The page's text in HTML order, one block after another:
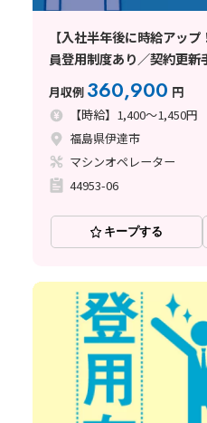
【入社半年後に時給アッ
員登用制度あり／契約更
月収例 360,900 円
【時給】1,400～1,450円
福島県伊達市
マシンオペレーター
44953-06
キープする